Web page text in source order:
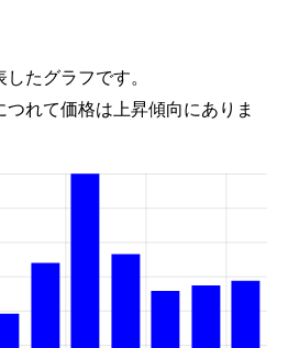
たグラフです。
れて価格は上昇傾向にありま